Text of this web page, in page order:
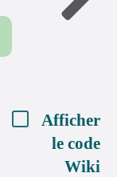
Afficher
le code
Wiki